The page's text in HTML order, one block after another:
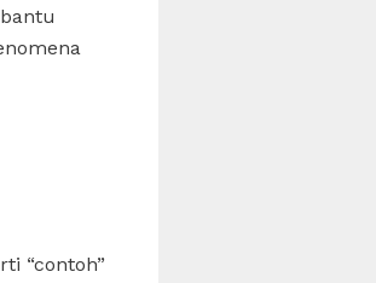
“contoh”